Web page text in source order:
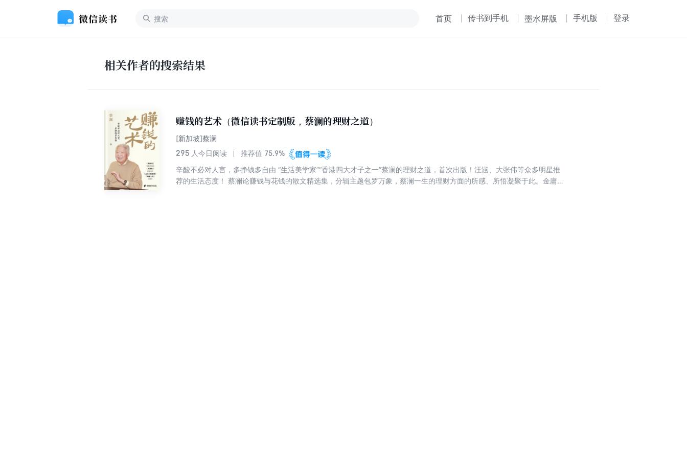
首页 传书到手机 墨水屏版 手机版 登录
相关作者的搜索结果
赚钱的艺术（微信读书定制版，蔡澜的理财之道）
[新加坡]蔡澜
295 人今日阅读 推荐值 75.9%
辛酸不必对人言，多挣钱多自由 “生活美学家”“香港四大才子之一”蔡澜的理财之道，首次出版！汪涵、大张伟等众多明星推
荐的生活态度！ 蔡澜论赚钱与花钱的散文精选集，分辑主题包罗万象，蔡澜一生的理财方面的所感、所悟凝聚于此。金庸、